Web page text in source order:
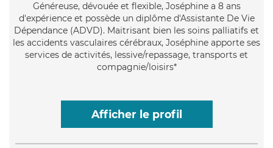
Généreuse, dévouée et flexible, Joséphine a 8 ans
d'expérience et possède un diplôme d'Assistante De Vie
Dépendance (ADVD). Maitrisant bien les soins palliatifs et
les accidents vasculaires cérébraux, Joséphine apporte ses
services de activités, lessive/repassage, transports et
compagnie/loisirs*
Afficher le profil